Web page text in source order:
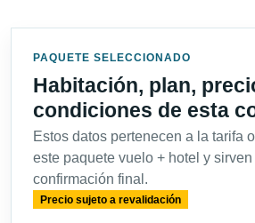
PAQUETE SELECCIONADO
Habitación, plan,
condiciones de esta
Estos datos pertenecen a la tarifa
este paquete vuelo + hotel y
confirmación final.
Precio sujeto a revalidación